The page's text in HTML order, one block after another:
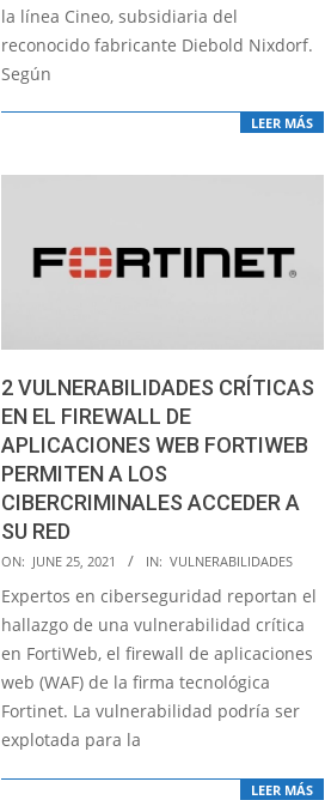
la línea Cineo, subsidiaria del
reconocido fabricante Diebold Nixdorf.
Según
LEER MÁS
2 VULNERABILIDADES CRÍTICAS
EN EL FIREWALL DE
APLICACIONES WEB FORTIWEB
PERMITEN A LOS
CIBERCRIMINALES ACCEDER A
SU RED
2021-
06-
25
ON: JUNE 25, 2021 IN: VULNERABILIDADES
Expertos en ciberseguridad reportan el
hallazgo de una vulnerabilidad crítica
en FortiWeb, el firewall de aplicaciones
web (WAF) de la firma tecnológica
Fortinet. La vulnerabilidad podría ser
explotada para la
LEER MÁS